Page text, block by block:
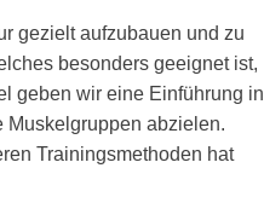
gezielt aufzubauen und zu
besonders geeignet ist,
geben wir eine Einführung in
abzielen.
Trainingsmethoden hat